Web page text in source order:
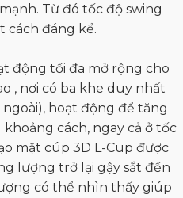
Từ đó tốc độ swing
cách đáng kể.
động tối đa mở rộng cho
, nơi có ba khe duy nhất
hoạt động để tăng
cách, ngay cả ở tốc
mặt cúp 3D L-Cup được
lượng trở lại gậy sắt đến
có thể nhìn thấy giúp